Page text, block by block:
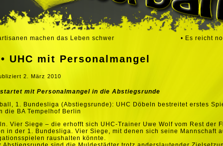
machen das Leben schwer • Es reicht
• UHC mit Personalmangel
2. März 2010
mit Personalmangel in die Abstiegsrunde
1. Bundesliga (Abstiegsrunde): UHC Döbeln bestreitet erstes
die BA Tempelhof Berlin
Vier Siege – die erhofft sich UHC-Trainer Uwe Wolf vom Rest der
in der 1. Bundesliga. Vier Siege, mit denen sich seine Mannschaft
raushalten könnte.